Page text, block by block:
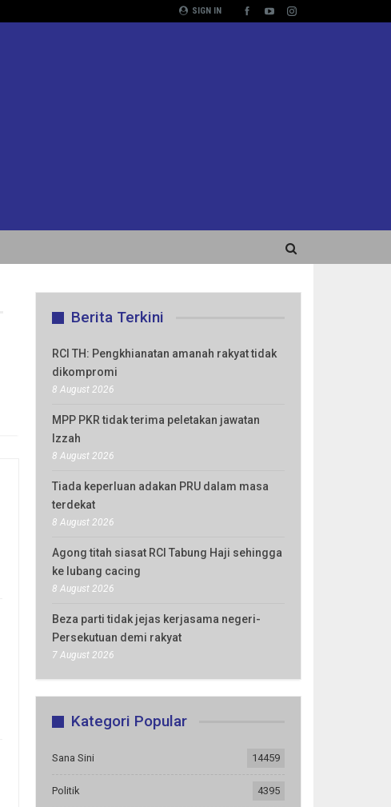
SIGN IN
Berita Terkini
RCI TH: Pengkhianatan amanah rakyat tidak
dikompromi
8 August 2026
MPP PKR tidak terima peletakan jawatan
Izzah
8 August 2026
Tiada keperluan adakan PRU dalam masa
terdekat
8 August 2026
Agong titah siasat RCI Tabung Haji sehingga
ke lubang cacing
8 August 2026
Beza parti tidak jejas kerjasama negeri-
Persekutuan demi rakyat
7 August 2026
Kategori Popular
Sana Sini 14459
Politik 4395